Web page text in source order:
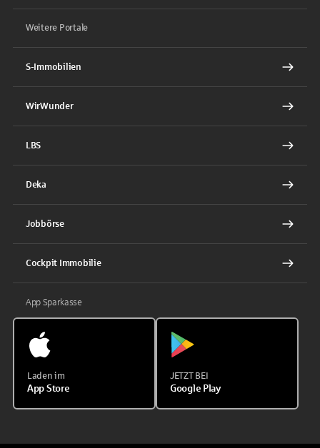
Weitere Portale
S-Immobilien
WirWunder
LBS
Deka
Jobbörse
Cockpit Immobilie
App Sparkasse
Laden im
App Store
JETZT BEI
Google Play